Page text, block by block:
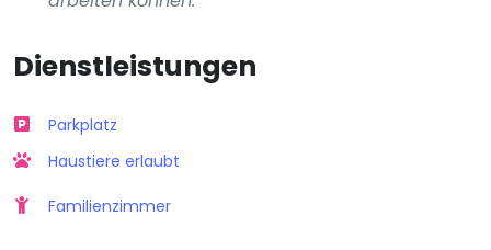
Dienstleistungen
Parkplatz
Haustiere erlaubt
Familienzimmer